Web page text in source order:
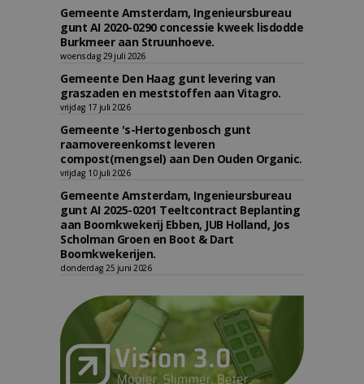
Gemeente Amsterdam, Ingenieursbureau
gunt AI 2020-0290 concessie kweek lisdodde
Burkmeer aan Struunhoeve.
woensdag 29 juli 2026
Gemeente Den Haag gunt levering van
graszaden en meststoffen aan Vitagro.
vrijdag 17 juli 2026
Gemeente 's-Hertogenbosch gunt
raamovereenkomst leveren
compost(mengsel) aan Den Ouden Organic.
vrijdag 10 juli 2026
Gemeente Amsterdam, Ingenieursbureau
gunt AI 2025-0201 Teeltcontract Beplanting
aan Boomkwekerij Ebben, JUB Holland, Jos
Scholman Groen en Boot & Dart
Boomkwekerijen.
donderdag 25 juni 2026